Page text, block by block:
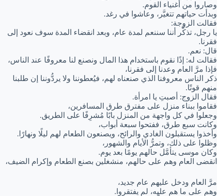
وصاروا من أغنياء القوم.
وبدأت حياتهم تتغيَّر، وعاشوا في رغد.
فقالت الزوجة:
يا رجل، تذكَّر أننا سننعم لمدة عام، وبعد انقضاء المدة سوف نعود إلى
فقرنا.
قال: نعم.
فقالت له: إذًا نقوم باستخدام هذا المال ونصنع لنا معروفًا عند الناس،
فإذا مرَّ العام وعدنا إلى فقرنا،
ذكر الناس معروفنا الذي صنعناه لهم، فيُعطوننا ولا يردُّوننا إن طلبنا
منهم قوتًا.
فقال الزوج: أصبتِ يا امرأة.
فقاموا ببناء منزل على مفترق طرق المسافرين،
وجعلوا في كل واجهة من المنزل بابًا مُشرِفًا على الطريق.
وكانت سبع طرق، ففتحوا سبعة أبواب،
وأخذوا يستقبلون الغادي والرائح، ويصنعون الطعام لهم ليلًا ونهارًا.
وظلوا على ذلك، وتمرُّ الأيام والشهور،
وكان موسى يتأمَّل حالهم يومًا بعد يوم.
انقضى العام وهم على حالهم، منشغلين بصنع الطعام وإكرام الضيف،
مرَّ العام ودخل عليهم عام جديد،
وهم على ما هم عليه، لم يفتقروا.